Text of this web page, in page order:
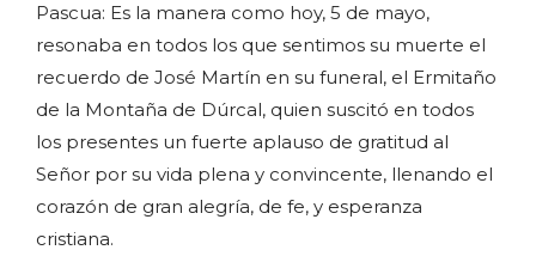
Pascua: Es la manera como hoy, 5 de mayo,
resonaba en todos los que sentimos su muerte el
recuerdo de José Martín en su funeral, el Ermitaño
de la Montaña de Dúrcal, quien suscitó en todos
los presentes un fuerte aplauso de gratitud al
Señor por su vida plena y convincente, llenando el
corazón de gran alegría, de fe, y esperanza
cristiana.